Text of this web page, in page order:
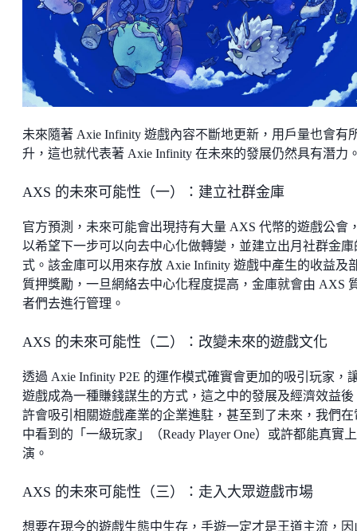
未來隨著 Axie Infinity 遊戲內容不斷地更新，用戶量也會有
升，這也就代表著 Axie Infinity 在未來的發展仍然具有潛力
AXS 的未來可能性（一）：建立社群金庫
官方預測，未來可能會出現持有大量 AXS 代幣的遊戲公會
以希望下一步可以向去中心化做轉變，並建立出月社群金庫
式。該金庫可以用來存放 Axie Infinity 遊戲中產生的收益及
質押獎勵，一旦網絡去中心化程度提高，金庫就會由 AXS
者們去進行管理。
AXS 的未來可能性（二）：改變未來的遊戲文化
透過 Axie Infinity P2E 的運作模式確實會更加的吸引玩家，
遊戲成為一種賺錢謀生的方式，這之中的發展及經濟效益後
許會吸引相關遊戲產業的企業進駐，甚至到了未來，我們在
中看到的「一級玩家」（Ready Player One）或許都能真實上
演。
AXS 的未來可能性（三）：走入大眾遊戲市場
想要在現今的遊戲生態中生存，手遊一定才是王道主流，因